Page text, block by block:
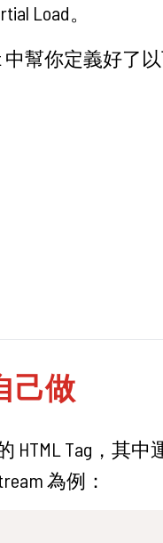
Load。
中幫你定義好了
己做
Tag，其中
為例：